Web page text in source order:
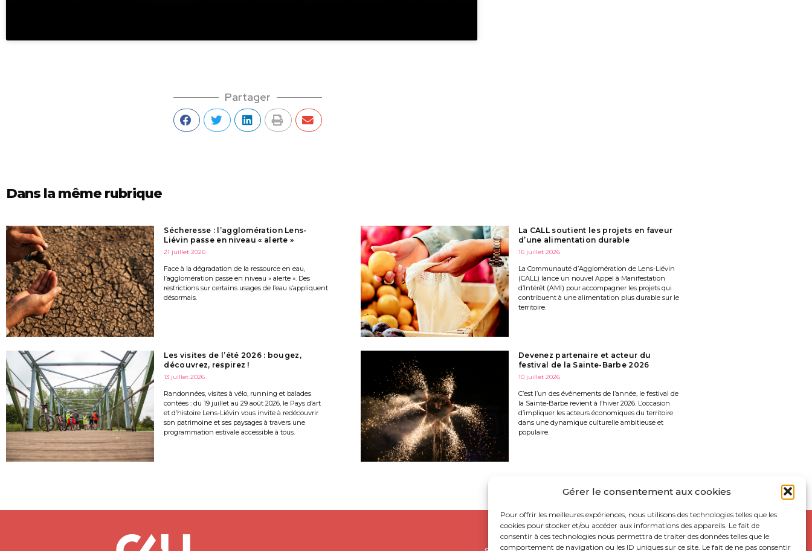
Gérer le consentement aux cookies
Pour offrir les meilleures expériences, nous utilisons des technologies telles que les
cookies pour stocker et/ou accéder aux informations des appareils. Le fait de
consentir à ces technologies nous permettra de traiter des données telles que le
comportement de navigation ou les ID uniques sur ce site. Le fait de ne pas consentir
Partager
Dans la même rubrique
Sécheresse : l’agglomération Lens-
Liévin passe en niveau « alerte »
21 juillet 2026
Face à la dégradation de la ressource en eau,
l’agglomération passe en niveau « alerte ». Des
restrictions sur certains usages de l’eau s’appliquent
désormais.
La CALL soutient les projets en faveur
d’une alimentation durable
16 juillet 2026
La Communauté d’Agglomération de Lens-Liévin
(CALL) lance un nouvel Appel à Manifestation
d’Intérêt (AMI) pour accompagner les projets qui
contribuent à une alimentation plus durable sur le
territoire.
Les visites de l’été 2026 : bougez,
découvrez, respirez !
13 juillet 2026
Randonnées, visites à vélo, running et balades
contées : du 19 juillet au 29 août 2026, le Pays d’art
et d’histoire Lens-Liévin vous invite à redécouvrir
son patrimoine et ses paysages à travers une
programmation estivale accessible à tous.
Devenez partenaire et acteur du
festival de la Sainte-Barbe 2026
10 juillet 2026
C’est l’un des événements de l’année, le festival de
la Sainte-Barbe revient à l’hiver 2026. L’occasion
d’impliquer les acteurs économiques du territoire
dans une dynamique culturelle ambitieuse et
populaire.